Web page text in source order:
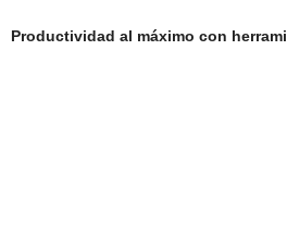
Productividad al máximo con